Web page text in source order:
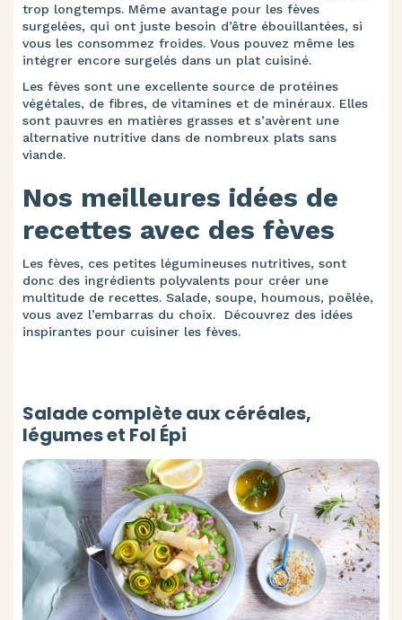
trop longtemps. Même avantage pour les fèves
surgelées, qui ont juste besoin d’être ébouillantées, si
vous les consommez froides. Vous pouvez même les
intégrer encore surgelés dans un plat cuisiné.
Les fèves sont une excellente source de protéines
végétales, de fibres, de vitamines et de minéraux. Elles
sont pauvres en matières grasses et s’avèrent une
alternative nutritive dans de nombreux plats sans
viande.
Nos meilleures idées de
recettes avec des fèves
Les fèves, ces petites légumineuses nutritives, sont
donc des ingrédients polyvalents pour créer une
multitude de recettes. Salade, soupe, houmous, poêlée,
vous avez l’embarras du choix. Découvrez des idées
inspirantes pour cuisiner les fèves.
Salade complète aux céréales,
légumes et Fol Épi